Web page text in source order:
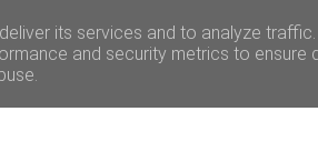
BEAUTY O MNIE
its services and to analyze
and security metrics to ensure